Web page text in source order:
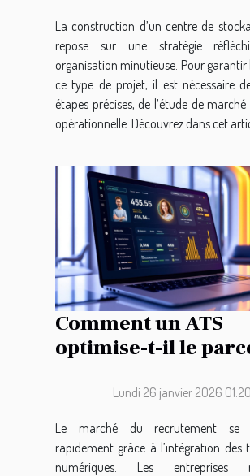
La construction d’un centre de
repose sur une stratégie
organisation minutieuse. Pour garantir
ce type de projet, il est nécessaire
étapes précises, de l’étude de
opérationnelle. Découvrez dans cet
Comment un ATS
optimise-t-il le
Lundi 26 janvier 2026 01:20
Le marché du recrutement se
rapidement grâce à l’intégration des
numériques. Les entreprises